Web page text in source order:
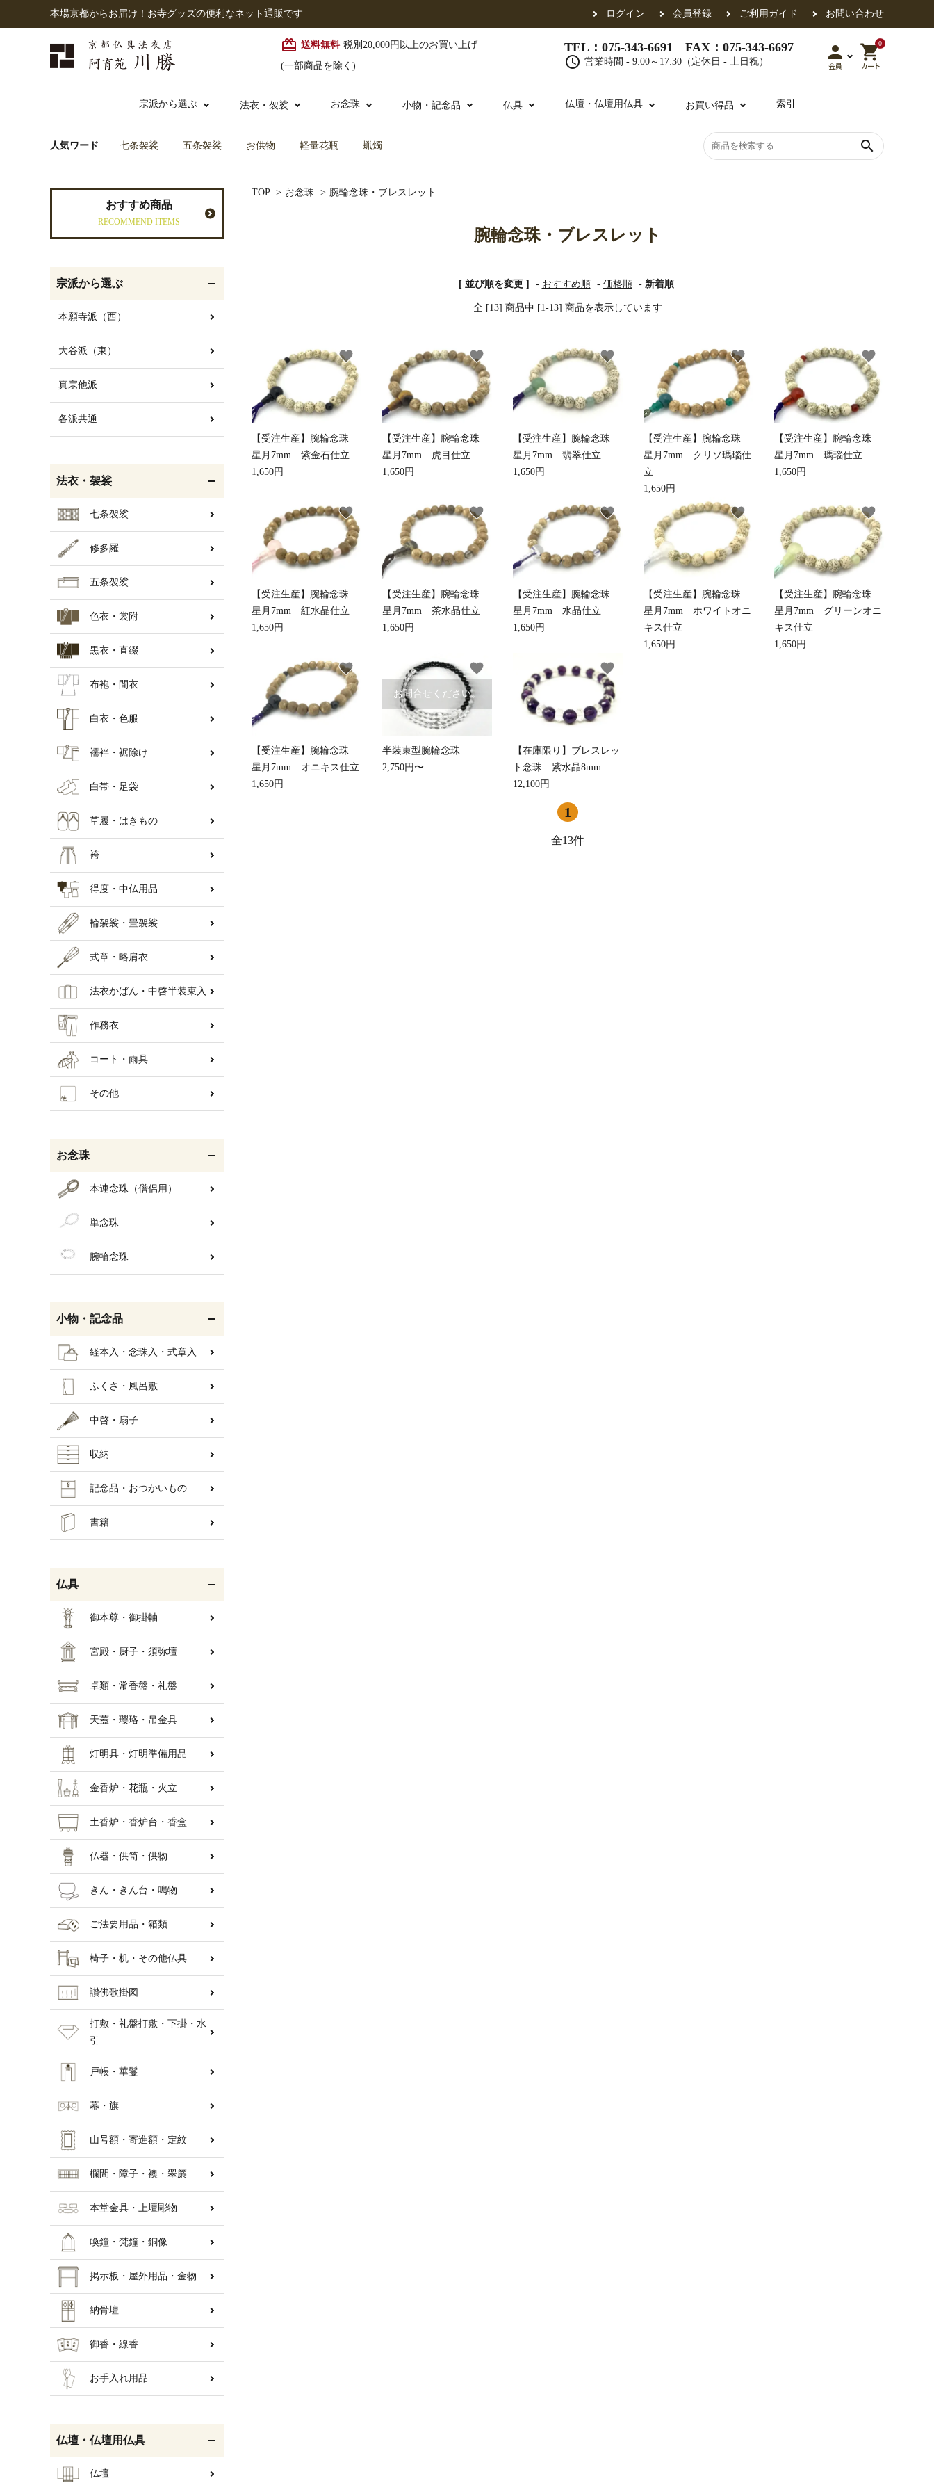
本場京都からお届け！お寺グッズの便利なネット通販です ログイン 会員登録 ご利用ガイド お問い合わせ
card_giftcard 送料無料 税別20,000円以上のお買い上げ
(一部商品を除く)
TEL：075-343-6691 FAX：075-343-6697
schedule 営業時間 - 9:00～17:30（定休日 - 土日祝） person
会員
0
shopping_cart
カート
宗派から選ぶ
本願寺派（西） 大谷派（東） 各派共通
法衣・袈裟
修多羅
白衣・色服
草履・はきもの 袴 得度・中仏用品
式章・略肩衣
法衣かばん・中啓半装
作務衣
その他
お念珠
本連念珠（僧侶用）
単念珠
小物・記念品
ふくさ・風呂敷
仏具
宮殿・厨子・須弥壇
土香炉・香炉台・香盒
ご法要用品・箱類 椅子・机・その他仏具 讃佛歌掛図
戸帳・華鬘 幕・旗 山号額・寄進額・定紋
欄間・障子・襖・翠簾 本堂金具・上壇彫物 喚鐘・梵鐘・銅像
掲示板・屋外用品・金
物
納骨壇
仏壇・仏壇用仏具
仏壇用お仏具
お買い得品
アウトレット
索引
人気ワード 七条袈裟 五条袈裟 お供物 軽量花瓶 蝋燭 search
TOP > お念珠 > 腕輪念珠・ブレスレット
腕輪念珠・ブレスレット
[ 並び順を変更 ] - おすすめ順 - 価格順 - 新着順
全 [13] 商品中 [1-13] 商品を表示しています
【受注生産】腕輪念珠
星月7mm 紫金石仕立
1,650円
favorite
【受注生産】腕輪念珠
星月7mm 虎目仕立
1,650円
favorite
【受注生産】腕輪念珠
星月7mm 翡翠仕立
1,650円
favorite
【受注生産】腕輪念珠
星月7mm クリソ瑪瑙仕
立
1,650円
favorite
【受注生産】腕輪念珠
星月7mm 瑪瑙仕立
1,650円
favorite
【受注生産】腕輪念珠
星月7mm 紅水晶仕立
1,650円
favorite
【受注生産】腕輪念珠
星月7mm 茶水晶仕立
1,650円
favorite
【受注生産】腕輪念珠
星月7mm 水晶仕立
1,650円
favorite
【受注生産】腕輪念珠
星月7mm ホワイトオニ
キス仕立
1,650円
favorite
【受注生産】腕輪念珠
星月7mm グリーンオニ
キス仕立
1,650円
favorite
【受注生産】腕輪念珠
星月7mm オニキス仕立
1,650円
favorite
お問合せください。
半装束型腕輪念珠
2,750円〜
favorite
【在庫限り】ブレスレッ
ト念珠 紫水晶8mm
12,100円
favorite
1
全13件
おすすめ商品
RECOMMEND ITEMS
宗派から選ぶ
本願寺派（西）
大谷派（東）
真宗他派
各派共通
法衣・袈裟
七条袈裟
修多羅
五条袈裟
色衣・裳附
黒衣・直綴
布袍・間衣
白衣・色服
襦袢・裾除け
白帯・足袋
草履・はきもの
袴
得度・中仏用品
輪袈裟・畳袈裟
式章・略肩衣
法衣かばん・中啓半装束入
作務衣
コート・雨具
その他
お念珠
本連念珠（僧侶用）
単念珠
腕輪念珠
小物・記念品
経本入・念珠入・式章入
ふくさ・風呂敷
中啓・扇子
収納
記念品・おつかいもの
書籍
仏具
御本尊・御掛軸
宮殿・厨子・須弥壇
卓類・常香盤・礼盤
天蓋・瓔珞・吊金具
灯明具・灯明準備用品
金香炉・花瓶・火立
土香炉・香炉台・香盒
仏器・供笥・供物
きん・きん台・鳴物
ご法要用品・箱類
椅子・机・その他仏具
讃佛歌掛図
打敷・礼盤打敷・下掛・水
引
戸帳・華鬘
幕・旗
山号額・寄進額・定紋
欄間・障子・襖・翠簾
本堂金具・上壇彫物
喚鐘・梵鐘・銅像
掲示板・屋外用品・金物
納骨壇
御香・線香
お手入れ用品
仏壇・仏壇用仏具
仏壇